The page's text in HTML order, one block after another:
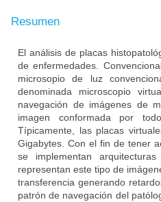
Resumen
El análisis de placas
de enfermedades.
microsopio de luz
denominada microscopio
navegación de imágenes de
imagen conformada por
Típicamente, las placas
Gigabytes. Con el fin de tener
se implementan
representan este tipo de
transferencia generando
patrón de navegación del